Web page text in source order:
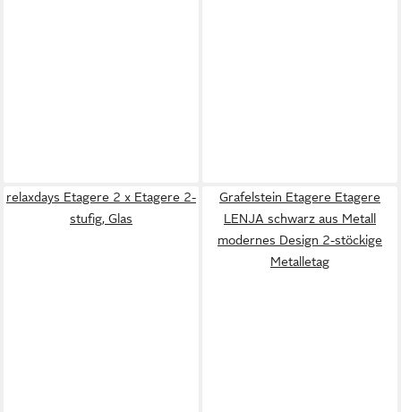
relaxdays Etagere 2 x Etagere 2-
stufig, Glas
Grafelstein Etagere Etagere
LENJA schwarz aus Metall
modernes Design 2-stöckige
Metalletag